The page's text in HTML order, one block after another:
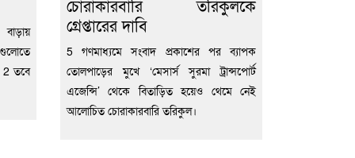
2 তবে
চোরাকারবারি তরিকুলকে
গ্রেপ্তারের দাবি
5 গণমাধ্যমে সংবাদ প্রকাশের পর ব্যাপক
তোলপাড়ের মুখে ‘মেসার্স সুরমা ট্রান্সপোর্ট
এজেন্সি’ থেকে বিতাড়িত হয়েও থেমে নেই
আলোচিত চোরাকারবারি তরিকুল।